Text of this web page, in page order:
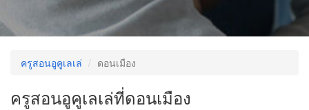
ครูสอนอูคูเลเล่ ดอนเมือง
ครูสอนอูคูเลเล่ที่ดอนเมือง